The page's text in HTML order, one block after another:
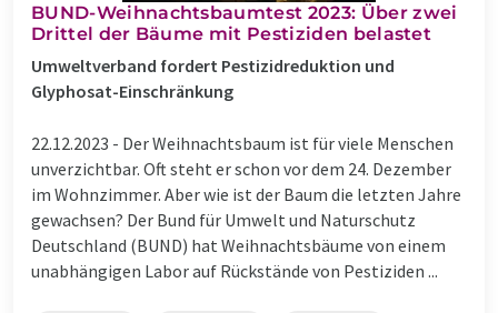
BUND-Weihnachtsbaumtest 2023: Über zwei
Drittel der Bäume mit Pestiziden belastet
Umweltverband fordert Pestizidreduktion und
Glyphosat-Einschränkung
22.12.2023 - Der Weihnachtsbaum ist für viele Menschen
unverzichtbar. Oft steht er schon vor dem 24. Dezember
im Wohnzimmer. Aber wie ist der Baum die letzten Jahre
gewachsen? Der Bund für Umwelt und Naturschutz
Deutschland (BUND) hat Weihnachtsbäume von einem
unabhängigen Labor auf Rückstände von Pestiziden ...